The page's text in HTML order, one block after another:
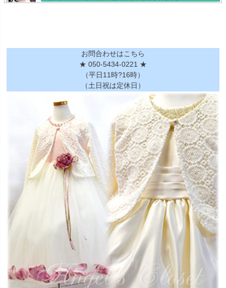
お問合わせはこちら
★ 050-5434-0221 ★
（平日11時?16時）
（土日祝は定休日）